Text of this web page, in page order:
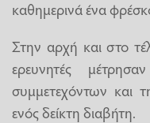
καθημερινά ένα
Στην αρχή και στο
ερευνητές
συμμετεχόντων και
ενός δείκτη διαβήτη.